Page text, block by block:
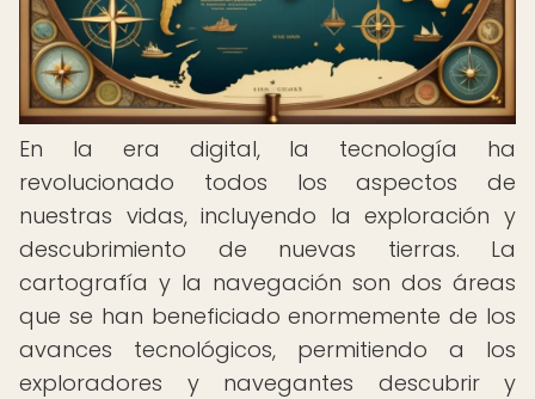
En la era digital, la tecnología ha
revolucionado todos los aspectos de
nuestras vidas, incluyendo la exploración y
descubrimiento de nuevas tierras. La
cartografía y la navegación son dos áreas
que se han beneficiado enormemente de los
avances tecnológicos, permitiendo a los
exploradores y navegantes descubrir y